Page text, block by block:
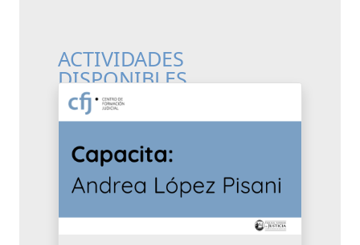
ACTIVIDADES
DISPONIBLES